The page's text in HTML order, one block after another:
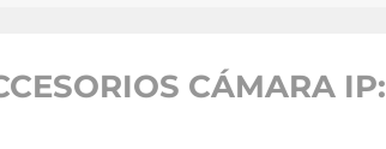
CÁMARA IP: